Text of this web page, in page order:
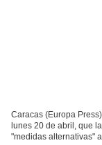
Caracas (Europa
lunes 20 de abril, que
"medidas alternativas"